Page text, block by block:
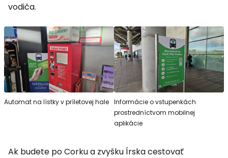
vodiča.
Automat na lístky v príletovej hale Informácie o vstupenkách
prostredníctvom mobilnej
aplikácie
Ak budete po Corku a zvyšku Írska cestovať